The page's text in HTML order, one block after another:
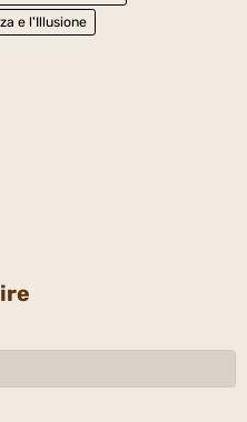
e l'Illusione